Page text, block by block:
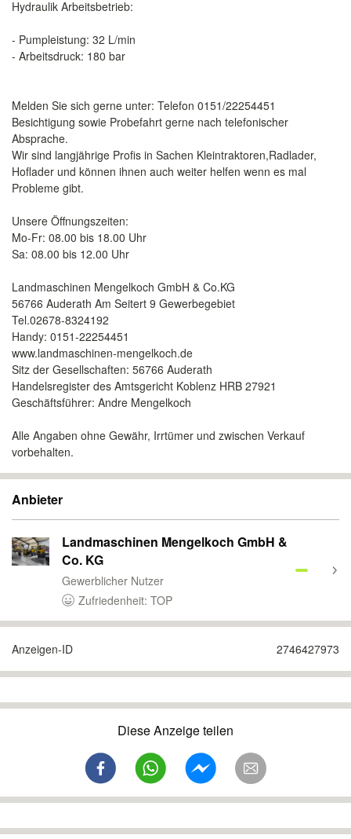
Hydraulik Arbeitsbetrieb:
- Pumpleistung: 32 L/min
- Arbeitsdruck: 180 bar
Melden Sie sich gerne unter: Telefon 0151/22254451
Besichtigung sowie Probefahrt gerne nach telefonischer
Absprache.
Wir sind langjährige Profis in Sachen Kleintraktoren,Radlader,
Hoflader und können ihnen auch weiter helfen wenn es mal
Probleme gibt.
Unsere Öffnungszeiten:
Mo-Fr: 08.00 bis 18.00 Uhr
Sa: 08.00 bis 12.00 Uhr
Landmaschinen Mengelkoch GmbH & Co.KG
56766 Auderath Am Seitert 9 Gewerbegebiet
Tel.02678-8324192
Handy: 0151-22254451
www.landmaschinen-mengelkoch.de
Sitz der Gesellschaften: 56766 Auderath
Handelsregister des Amtsgericht Koblenz HRB 27921
Geschäftsführer: Andre Mengelkoch
Alle Angaben ohne Gewähr, Irrtümer und zwischen Verkauf
vorbehalten.
Anbieter
Landmaschinen Mengelkoch GmbH &
Co. KG
Gewerblicher Nutzer
Zufriedenheit: TOP
Anzeigen-ID 2746427973
Diese Anzeige teilen